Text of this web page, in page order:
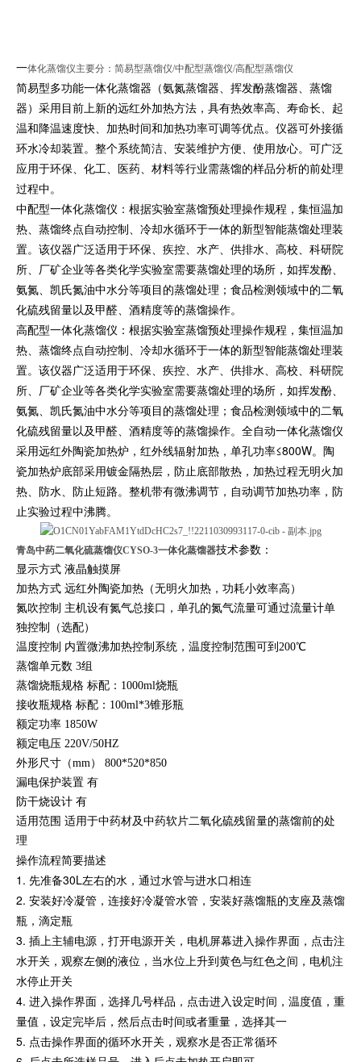
一体化蒸馏仪主要分：简易型蒸馏仪/中配型蒸馏仪/高配型蒸馏仪
简易型多功能一体化蒸馏器（氨氮蒸馏器、挥发酚蒸馏器、蒸馏
器）采用目前上新的远红外加热方法，具有热效率高、寿命长、起
温和降温速度快、加热时间和加热功率可调等优点。仪器可外接循
环水冷却装置。整个系统简洁、安装维护方便、使用放心。可广泛
应用于环保、化工、医药、材料等行业需蒸馏的样品分析的前处理
过程中。
中配型一体化蒸馏仪：根据实验室蒸馏预处理操作规程，集恒温加
热、蒸馏终点自动控制、冷却水循环于一体的新型智能蒸馏处理装
置。该仪器广泛适用于环保、疾控、水产、供排水、高校、科研院
所、厂矿企业等各类化学实验室需要蒸馏处理的场所，如挥发酚、
氨氮、凯氏氮油中水分等项目的蒸馏处理；食品检测领域中的二氧
化硫残留量以及甲醛、酒精度等的蒸馏操作。
高配型一体化蒸馏仪：根据实验室蒸馏预处理操作规程，集恒温加
热、蒸馏终点自动控制、冷却水循环于一体的新型智能蒸馏处理装
置。该仪器广泛适用于环保、疾控、水产、供排水、高校、科研院
所、厂矿企业等各类化学实验室需要蒸馏处理的场所，如挥发酚、
氨氮、凯氏氮油中水分等项目的蒸馏处理；食品检测领域中的二氧
化硫残留量以及甲醛、酒精度等的蒸馏操作。全自动一体化蒸馏仪
采用远红外陶瓷加热炉，红外线辐射加热，单孔功率≤800W。陶
瓷加热炉底部采用镀金隔热层，防止底部散热，加热过程无明火加
热、防水、防止短路。整机带有微沸调节，自动调节加热功率，防
止实验过程中沸腾。
青岛中药二氧化硫蒸馏仪CYSO-3一体化蒸馏器技术参数：
显示方式 液晶触摸屏
加热方式 远红外陶瓷加热（无明火加热，功耗小效率高）
氮吹控制 主机设有氮气总接口，单孔的氮气流量可通过流量计单
独控制（选配）
温度控制 内置微沸加热控制系统，温度控制范围可到200℃
蒸馏单元数 3组
蒸馏烧瓶规格 标配：1000ml烧瓶
接收瓶规格 标配：100ml*3锥形瓶
额定功率 1850W
额定电压 220V/50HZ
外形尺寸（mm） 800*520*850
漏电保护装置 有
防干烧设计 有
适用范围 适用于中药材及中药软片二氧化硫残留量的蒸馏前的处
理
操作流程简要描述
1. 先准备30L左右的水，通过水管与进水口相连
2. 安装好冷凝管，连接好冷凝管水管，安装好蒸馏瓶的支座及蒸馏
瓶，滴定瓶
3. 插上主辅电源，打开电源开关，电机屏幕进入操作界面，点击注
水开关，观察左侧的液位，当水位上升到黄色与红色之间，电机注
水停止开关
4. 进入操作界面，选择几号样品，点击进入设定时间，温度值，重
量值，设定完毕后，然后点击时间或者重量，选择其一
5. 点击操作界面的循环水开关，观察水是否正常循环